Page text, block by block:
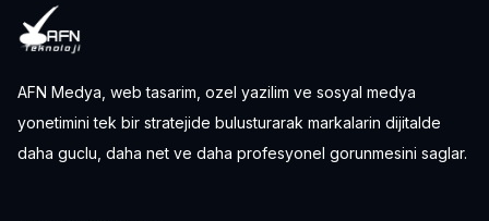
AFN Medya, web tasarim, ozel yazilim ve sosyal medya
yonetimini tek bir stratejide bulusturarak markalarin dijitalde
daha guclu, daha net ve daha profesyonel gorunmesini saglar.